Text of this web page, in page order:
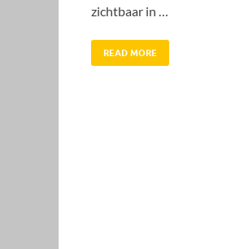
zichtbaar in …
READ MORE